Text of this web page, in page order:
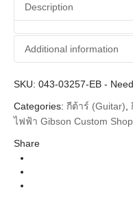
Description
Additional information
Additional
Brands Gibson
SKU: 043-03257-EB -
Categories: กีต้าร์ (Guitar)
ไฟฟ้า Gibson Custom Shop
Share